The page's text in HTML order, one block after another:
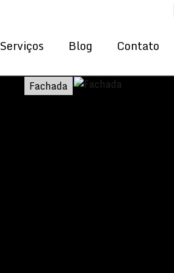
Contato
Blog
Serviços
Fachada